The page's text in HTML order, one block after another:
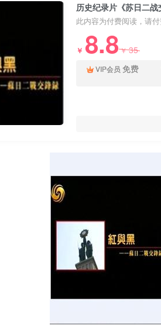
历史纪录片《苏日二
此内容为付费阅读，请
￥ 8.8￥35
VIP会员 免费